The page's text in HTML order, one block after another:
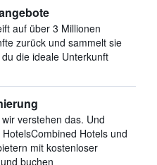
auf über 3 Millionen
zurück und sammelt sie
die ideale Unterkunft
verstehen das. Und
Hotels und
mit kostenloser
buchen